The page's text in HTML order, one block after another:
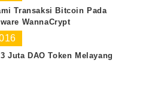
Transaksi Bitcoin Pada
WannaCrypt
Juta DAO Token Melayang